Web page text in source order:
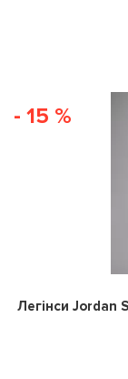
- 15 %
Легінси Jordan